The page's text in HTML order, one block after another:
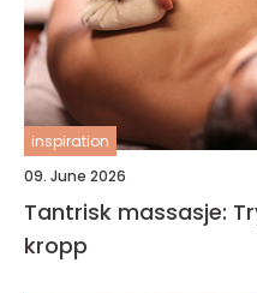
inspiration
09. June 2026
Tantrisk massasje:
kropp